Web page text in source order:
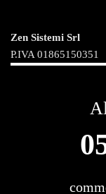
Zen Sistemi Srl
P.IVA 01865150351